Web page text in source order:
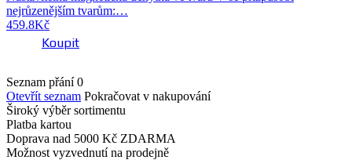
nejrůzenějším tvarům:…
459.8Kč
Koupit
Seznam přání0
Otevřít seznam Pokračovat v nakupování
Široký výběrsortimentu
Platba kartou
Doprava nad 5000 Kč ZDARMA
Možnost vyzvednutína prodejně